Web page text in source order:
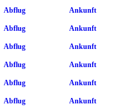
Abflug Ankunft
Abflug Ankunft
Abflug Ankunft
Abflug Ankunft
Abflug Ankunft
Abflug Ankunft